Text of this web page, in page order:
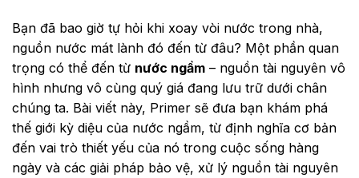
Bạn đã bao giờ tự hỏi khi xoay vòi nước trong nhà,
nguồn nước mát lành đó đến từ đâu? Một phần quan
trọng có thể đến từ nước ngầm – nguồn tài nguyên vô
hình nhưng vô cùng quý giá đang lưu trữ dưới chân
chúng ta. Bài viết này, Primer sẽ đưa bạn khám phá
thế giới kỳ diệu của nước ngầm, từ định nghĩa cơ bản
đến vai trò thiết yếu của nó trong cuộc sống hàng
ngày và các giải pháp bảo vệ, xử lý nguồn tài nguyên